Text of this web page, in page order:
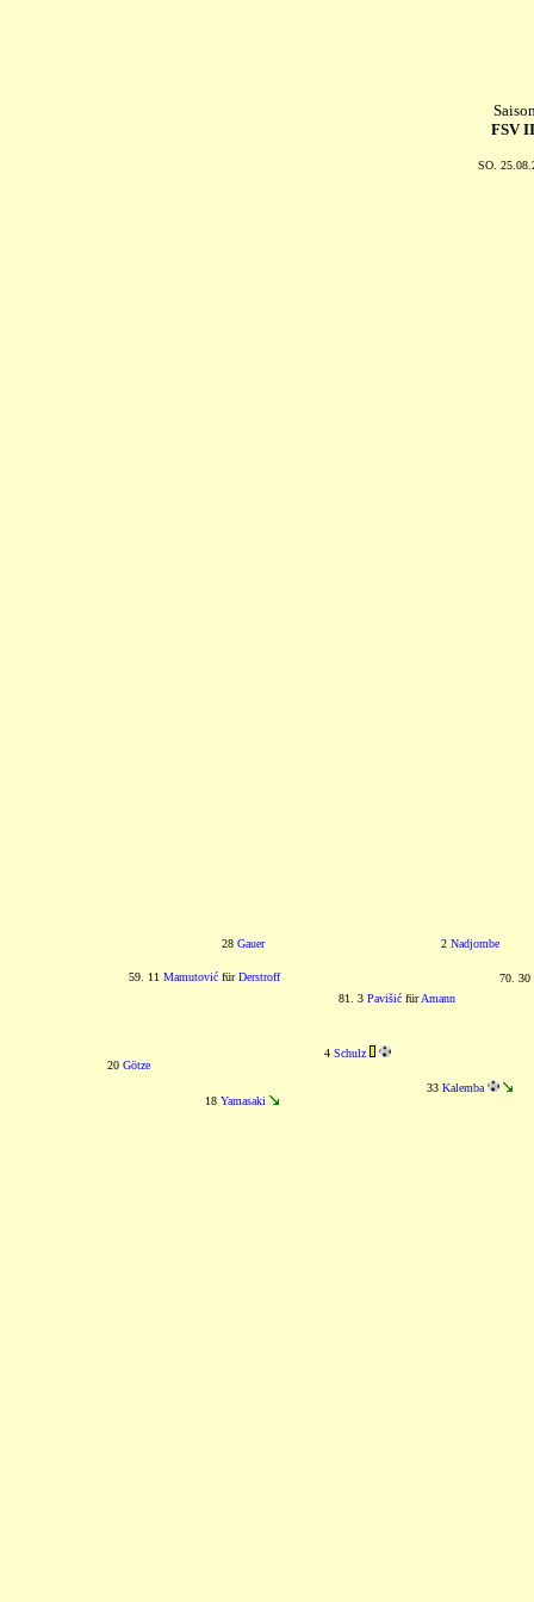
FSV
SO.
28 Gauer 2 Nadjombe
59. 11 MamutovićfürDerstroff
70. 30
81. 3 PavišićfürAmann
20 Götze
4 Schulz
18 Yamasaki
33 Kalemba